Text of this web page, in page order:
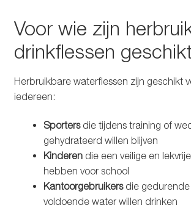
Voor wie zijn
drinkflessen
Herbruikbare waterflessen zijn geschikt
iedereen:
Sportersdie tijdens training of
gehydrateerd willen blijven
Kinderendie een veilige en
hebben voor school
Kantoorgebruikersdie
voldoende water willen drinken